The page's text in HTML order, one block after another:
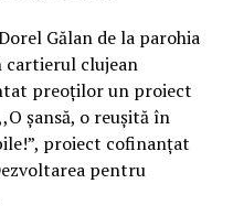
Gălan de la parohia
cartierul clujean
preoților un proiect
șansă, o reușită în
proiect cofinanțat
pentru